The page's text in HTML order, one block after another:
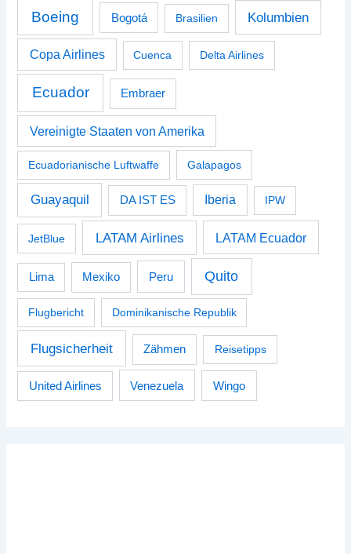
Boeing Bogotá Brasilien Kolumbien
Copa Airlines Cuenca Delta Airlines
Ecuador Embraer
Vereinigte Staaten von Amerika
Ecuadorianische Luftwaffe Galapagos
Guayaquil DA IST ES Iberia IPW
JetBlue LATAM Airlines LATAM Ecuador
Lima Mexiko Peru Quito
Flugbericht Dominikanische Republik
Flugsicherheit Zähmen Reisetipps
United Airlines Venezuela Wingo